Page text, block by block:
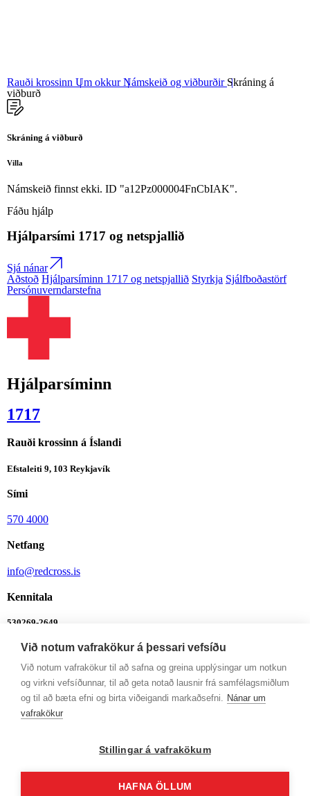
Rauði krossinn Um okkurNámskeið og viðburðir Skráning á
viðburð
Skráning á viðburð
Villa
Námskeið finnst ekki. ID "a12Pz000004FnCbIAK".
Fáðu hjálp
Hjálparsími 1717 og netspjallið
Sjá nánar
Aðstoð Hjálparsíminn 1717 og netspjallið Styrkja Sjálfboðastörf
Persónuverndarstefna
Hjálparsíminn
1717
Rauði krossinn á Íslandi
Efstaleiti 9, 103 Reykjavík
Sími
570 4000
Netfang
info@redcross.is
Kennitala
530269-2649
Bankanúmer
0342-26-555
Ábendingalína
Mán-Fim: 9-12 og 13-16
Við notum vafrakökur á þessari vefsíðu
Við notum vafrakökur til að safna og greina upplýsingar um notkun
og virkni vefsíðunnar, til að geta notað lausnir frá samfélagsmiðlum
og til að bæta efni og birta viðeigandi markaðsefni. Nánar um
vafrakökur
Stillingar á vafrakökum
HAFNA ÖLLUM